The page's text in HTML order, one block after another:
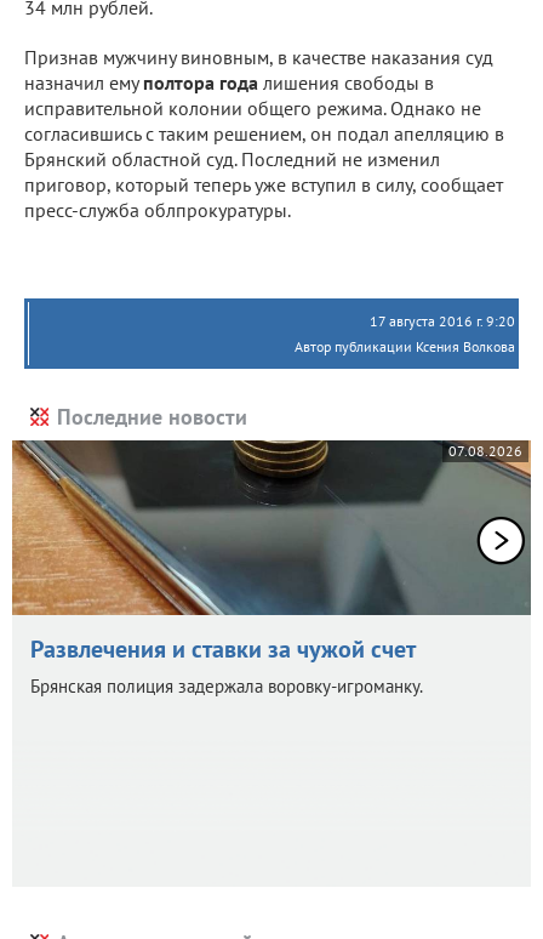
34 млн рублей.
Признав мужчину виновным, в качестве наказания суд
назначил емуполтора года лишения свободы в
исправительной колонии общего режима. Однако не
согласившись с таким решением, он подал апелляцию в
Брянский областной суд. Последний не изменил
приговор, который теперь уже вступил в силу, сообщает
пресс-служба облпрокуратуры.
17 августа 2016 г. 9:20
Автор публикации Ксения Волкова
Последние новости
07.08.2026
Развлечения и ставки за чужой счет
Брянская полиция задержала воровку-игроманку.